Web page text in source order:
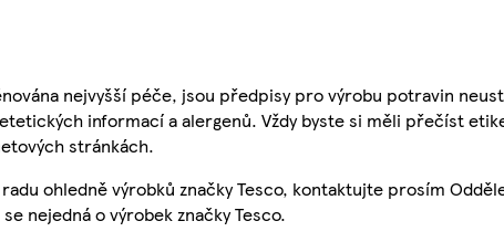
nejvyšší péče, jsou předpisy pro výrobu potravin
informací a alergenů. Vždy byste si měli přečíst
stránkách.
ohledně výrobků značky Tesco, kontaktujte prosím
nejedná o výrobek značky Tesco.